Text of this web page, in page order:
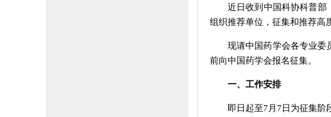
近日收到中国科协科普部
组织推荐单位，征集和推荐高
现请中国药学会各专业委
前向中国药学会报名征集。
一、工作安排
即日起至7月7日为征集阶